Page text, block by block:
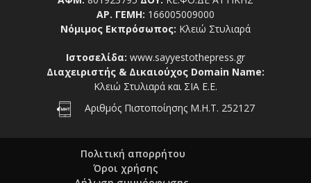
ΑΡ. ΓΕΜΗ: 166005009000
Νόμιμος Εκπρόσωπος: Κλειώ Στυλιαρά
Ιστοσελίδα: www.sayyestothepress.gr
Διαχειριστής & Δικαιούχος Domain Name:
Κλειώ Στυλιαρά και ΣΙΑ Ε.Ε.
Αριθμός Πιστοποίησης Μ.Η.Τ. 252127
Πολιτική απορρήτου
Όροι χρήσης